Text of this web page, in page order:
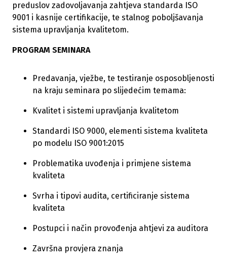
preduslov zadovoljavanja zahtjeva standarda ISO
9001 i kasnije certifikacije, te stalnog poboljšavanja
sistema upravljanja kvalitetom.
PROGRAM SEMINARA
Predavanja, vježbe, te testiranje osposobljenosti
na kraju seminara po slijedećim temama:
Kvalitet i sistemi upravljanja kvalitetom
Standardi ISO 9000, elementi sistema kvaliteta
po modelu ISO 9001:2015
Problematika uvođenja i primjene sistema
kvaliteta
Svrha i tipovi audita, certificiranje sistema
kvaliteta
Postupci i način provođenja ahtjevi za auditora
Završna provjera znanja